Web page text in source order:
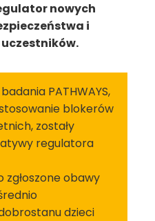
nowych
i
PATHWAYS,
blokerów
zostały
regulatora
zgłoszone obawy
dzieci